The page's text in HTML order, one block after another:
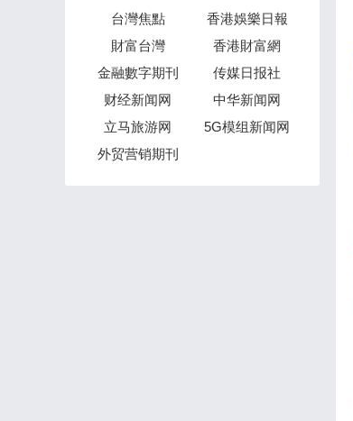
台灣焦點
香港娛樂日報
財富台灣
香港財富網
金融數字期刊
传媒日报社
财经新闻网
中华新闻网
立马旅游网
5G模组新闻网
外贸营销期刊